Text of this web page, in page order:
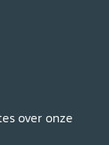
over onze